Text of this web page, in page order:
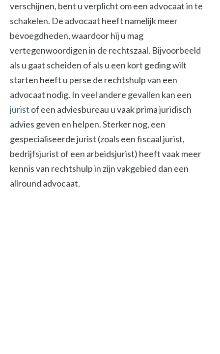
verschijnen, bent u verplicht om een advocaat in te
schakelen. De advocaat heeft namelijk meer
bevoegdheden, waardoor hij u mag
vertegenwoordigen in de rechtszaal. Bijvoorbeeld
als u gaat scheiden of als u een kort geding wilt
starten heeft u perse de rechtshulp van een
advocaat nodig. In veel andere gevallen kan een
jurist of een adviesbureau u vaak prima juridisch
advies geven en helpen. Sterker nog, een
gespecialiseerde jurist (zoals een fiscaal jurist,
bedrijfsjurist of een arbeidsjurist) heeft vaak meer
kennis van rechtshulp in zijn vakgebied dan een
allround advocaat.